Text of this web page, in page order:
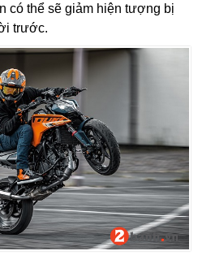
có thể sẽ giảm hiện tượng bị
trước.